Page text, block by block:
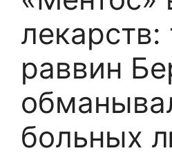
лекарств:
раввин
больных